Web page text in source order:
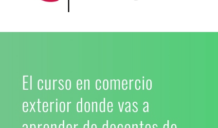
El curso en comercio
exterior donde vas a